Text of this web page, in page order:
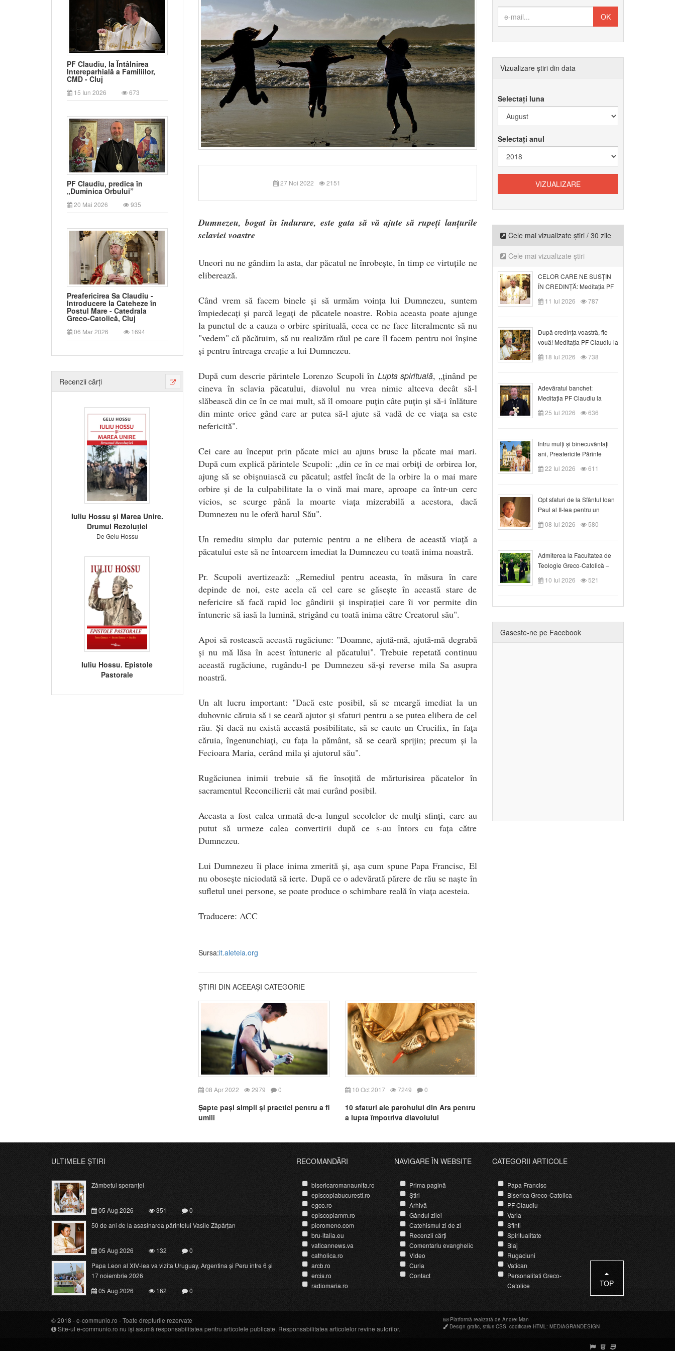
PF Claudiu, la Întâlnirea
Intereparhială a Familiilor,
CMD - Cluj
15 Iun 2026 673
PF Claudiu, predica în
„Duminica Orbului”
20 Mai 2026 935
Preafericirea Sa Claudiu -
Introducere la Cateheze în
Postul Mare - Catedrala
Greco-Catolică, Cluj
06 Mar 2026 1694
Recenzii cărți
Iuliu Hossu și Marea Unire.
Drumul Rezoluției
De Gelu Hossu
Iuliu Hossu. Epistole
Pastorale
27 Noi 2022 2151
Dumnezeu, bogat în îndurare, este gata să vă ajute să rupeți lanțurile
sclaviei voastre
Uneori nu ne gândim la asta, dar păcatul ne înrobește, în timp ce virtuțile ne
eliberează.
Când vrem să facem binele și să urmăm voința lui Dumnezeu, suntem
împiedecați și parcă legați de păcatele noastre. Robia aceasta poate ajunge
la punctul de a cauza o orbire spirituală, ceea ce ne face literalmente să nu
"vedem" că păcătuim, să nu realizăm răul pe care îl facem pentru noi înșine
și pentru întreaga creație a lui Dumnezeu.
După cum descrie părintele Lorenzo Scupoli în Lupta spirituală, „ținând pe
cineva în sclavia păcatului, diavolul nu vrea nimic altceva decât să-l
slăbească din ce în ce mai mult, să îl omoare puțin câte puțin și să-i înlăture
din minte orice gând care ar putea să-l ajute să vadă de ce viața sa este
nefericită".
Cei care au început prin păcate mici au ajuns brusc la păcate mai mari.
După cum explică părintele Scupoli: „din ce în ce mai orbiți de orbirea lor,
ajung să se obișnuiască cu păcatul; astfel încât de la orbire la o mai mare
orbire și de la culpabilitate la o vină mai mare, aproape ca într-un cerc
vicios, se scurge până la moarte viața mizerabilă a acestora, dacă
Dumnezeu nu le oferă harul Său".
Un remediu simplu dar puternic pentru a ne elibera de această viață a
păcatului este să ne întoarcem imediat la Dumnezeu cu toată inima noastră.
Pr. Scupoli avertizează: „Remediul pentru aceasta, în măsura în care
depinde de noi, este acela că cel care se găsește în această stare de
nefericire să facă rapid loc gândirii și inspirației care îi vor permite din
întuneric să iasă la lumină, strigând cu toată inima către Creatorul său".
Apoi să rostească această rugăciune: "Doamne, ajută-mă, ajută-mă degrabă
și nu mă lăsa în acest întuneric al păcatului". Trebuie repetată continuu
această rugăciune, rugându-l pe Dumnezeu să-și reverse mila Sa asupra
noastră.
Un alt lucru important: "Dacă este posibil, să se meargă imediat la un
duhovnic căruia să i se ceară ajutor și sfaturi pentru a se putea elibera de cel
rău. Și dacă nu există această posibilitate, să se caute un Crucifix, în fața
căruia, îngenunchiați, cu fața la pământ, să se ceară sprijin; precum și la
Fecioara Maria, cerând mila și ajutorul său".
Rugăciunea inimii trebuie să fie însoțită de mărturisirea păcatelor în
sacramentul Reconcilierii cât mai curând posibil.
Aceasta a fost calea urmată de-a lungul secolelor de mulți sfinți, care au
putut să urmeze calea convertirii după ce s-au întors cu fața către
Dumnezeu.
Lui Dumnezeu îi place inima zmerită și, așa cum spune Papa Francisc, El
nu obosește niciodată să ierte. După ce o adevărată părere de rău se naște în
sufletul unei persone, se poate produce o schimbare reală în viața acesteia.
Traducere: ACC
Sursa:it.aleteia.org
ȘTIRI DIN ACEEAȘI CATEGORIE
08 Apr 2022 2979 0
Șapte pași simpli și practici pentru a fi
umili
10 Oct 2017 7249 0
10 sfaturi ale parohului din Ars pentru
a lupta împotriva diavolului
Vizualizare știri din data
Selectați luna
Selectați anul
Cele mai vizualizate știri / 30 zile
Cele mai vizualizate știri
CELOR CARE NE SUSȚIN
ÎN CREDINȚĂ: Meditația PF
Claudiu la Duminica a VI-a
după Rusalii
11 Iul 2026 787
După credinţa voastră, fie
vouă! Meditația PF Claudiu la
duminica a VII-a după Rusalii
18 Iul 2026 738
Adevăratul banchet:
Meditația PF Claudiu la
Duminica a VIII-a după
Rusalii
25 Iul 2026 636
Întru mulți și binecuvântați
ani, Preafericite Părinte
Claudiu!
22 Iul 2026 611
Opt sfaturi de la Sfântul Ioan
Paul al II-lea pentru un
creștin
08 Iul 2026 580
Admiterea la Facultatea de
Teologie Greco-Catolică –
Departamentul Blaj în anul
universitar 2026/2027
10 Iul 2026 521
Gaseste-ne pe Facebook
ULTIMELE ȘTIRI
Zâmbetul speranței
05 Aug 2026 351
0
50 de ani de la asasinarea părintelui Vasile Zăpârțan
05 Aug 2026 132
0
Papa Leon al XIV-lea va vizita Uruguay, Argentina și Peru între 6 și
17 noiembrie 2026
05 Aug 2026
162 0
RECOMANDĂRI
bisericaromanaunita.ro
episcopiabucuresti.ro
egco.ro
episcopiamm.ro
pioromeno.com
bru-italia.eu
vaticannews.va
catholica.ro
arcb.ro
ercis.ro
radiomaria.ro
NAVIGARE ÎN WEBSITE
Prima pagină
Știri
Arhivă
Gândul zilei
Catehismul zi de zi
Recenzii cărți
Comentariu evanghelic
Video
Curia
Contact
CATEGORII ARTICOLE
Papa Francisc
Biserica Greco-Catolica
PF Claudiu
Varia
Sfinti
Spiritualitate
Blaj
Rugaciuni
Vatican
Personalitati Greco-
Catolice
TOP
© 2018 -e-communio.ro - Toate drepturile rezervate
Site-ul e-communio.ro nu își asumă responsabilitatea pentru articolele publicate. Responsabilitatea articolelor revine autorilor.
Platformă realizată de Andrei Man
Design grafic stiluri CSS codificare HTML : MEDIAGRANDESIGN